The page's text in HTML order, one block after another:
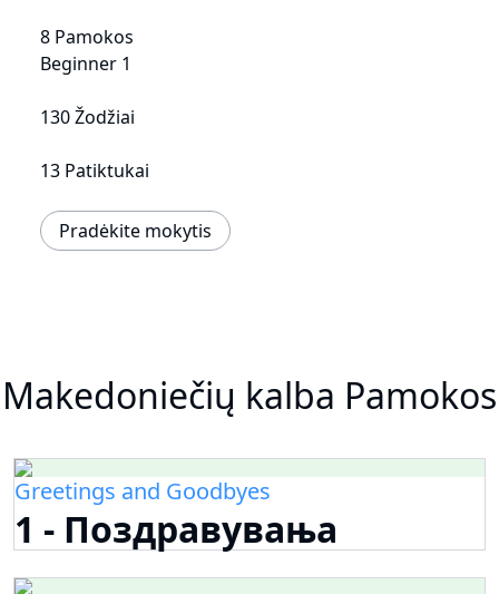
8 Pamokos
Beginner 1
130 Žodžiai
13 Patiktukai
Pradėkite mokytis
Makedoniečių kalba Pamokos
Greetings and Goodbyes
1 - Поздравувања